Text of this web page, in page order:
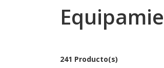
241 Producto(s)